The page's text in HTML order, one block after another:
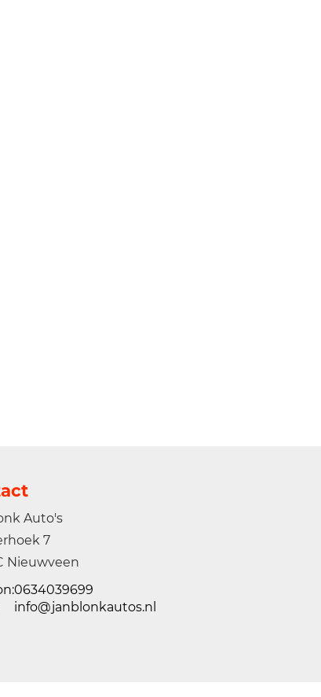
Auto's
7
Nieuwveen
0634039699
info@janblonkautos.nl